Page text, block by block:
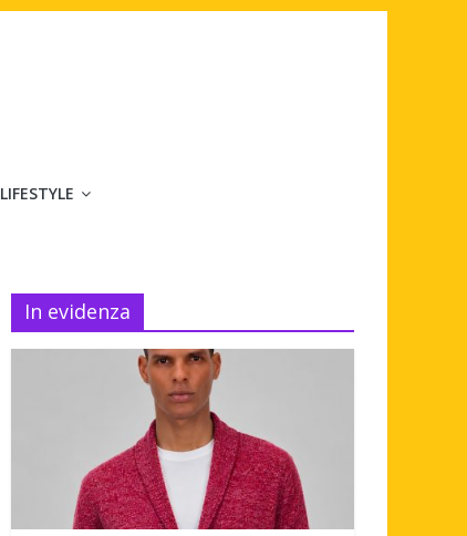
LIFESTYLE
In evidenza